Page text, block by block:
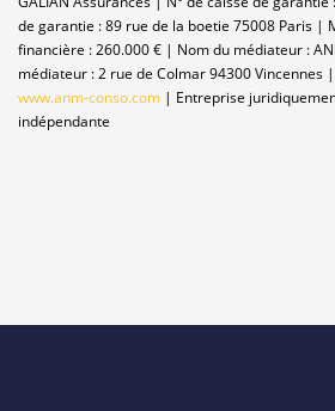
de garantie : 89 rue de la boetie 75008 Paris |
financière : 260.000 € | Nom du médiateur :
médiateur : 2 rue de Colmar 94300 Vincennes
www.anm-conso.com | Entreprise
indépendante